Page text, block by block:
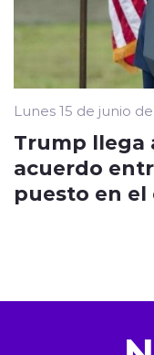
Lunes 15 de junio
Trump llega
acuerdo
puesto en